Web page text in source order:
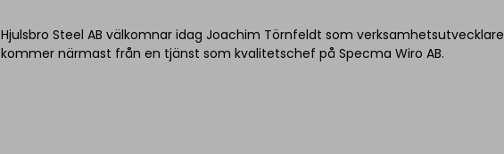
Hjulsbro Steel AB välkomnar idag Joachim Törnfeldt som
kommer närmast från en tjänst som kvalitetschef på Specma Wiro AB.